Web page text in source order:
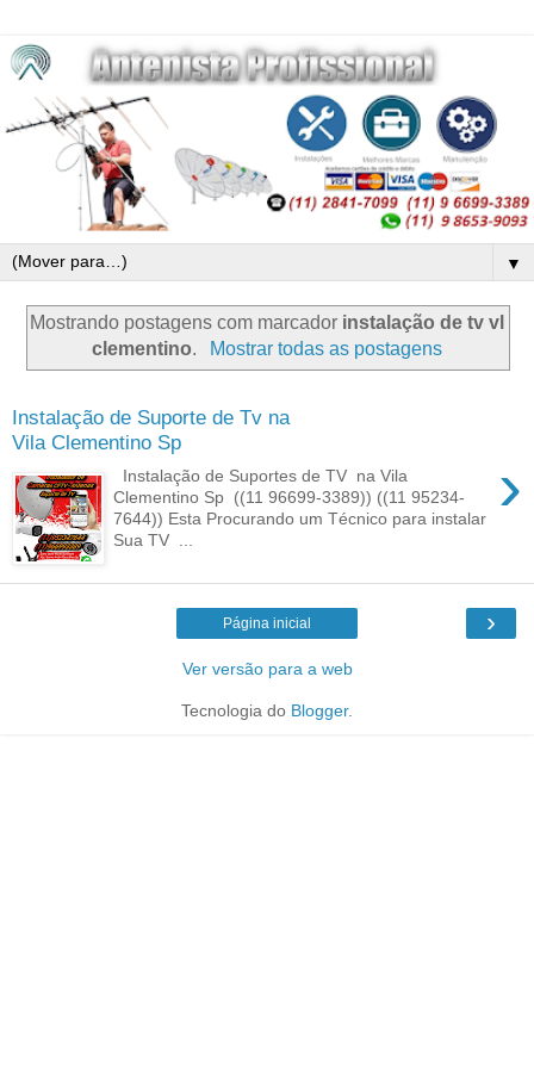
▼
Mostrando postagens com marcador instalação de tv vl
clementino. Mostrar todas as postagens
Instalação de Suporte de Tv na
Vila Clementino Sp
›
Instalação de Suportes de TV na Vila
Clementino Sp ((11 96699-3389)) ((11 95234-
7644)) Esta Procurando um Técnico para instalar
Sua TV ...
›
Página inicial
Ver versão para a web
Tecnologia do Blogger.